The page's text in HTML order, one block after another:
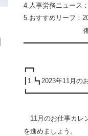
4. 人事労務ニュース
5.おすすめリーフ：
備えは大
┏━┓
1. ┗┓ 2023年11 月の
11月のお仕事カレ
を進めましょう。